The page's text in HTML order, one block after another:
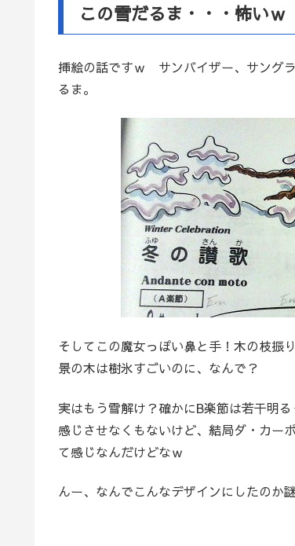
この雪だるま・・・怖いｗ
挿絵の話ですｗ サンバイザー、サング
るま。
そしてこの魔女っぽい鼻と手！木の枝振
景の木は樹氷すごいのに、なんで？
実はもう雪解け？確かにB楽節は若干明
感じさせなくもないけど、結局ダ・カー
て感じなんだけどなｗ
んー、なんでこんなデザインにしたのか謎